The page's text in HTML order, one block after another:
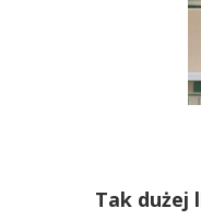
Tak dużej